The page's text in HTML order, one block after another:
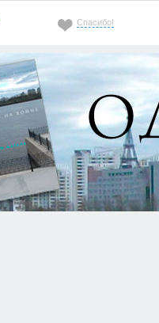
Спасибо!